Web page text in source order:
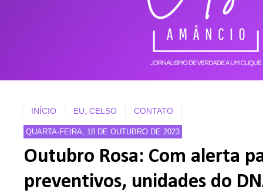
INÍCIO EU, CELSO CONTATO
QUARTA-FEIRA, 18 DE OUTUBRO DE 2023
Outubro Rosa: Com alerta
preventivos, unidades do